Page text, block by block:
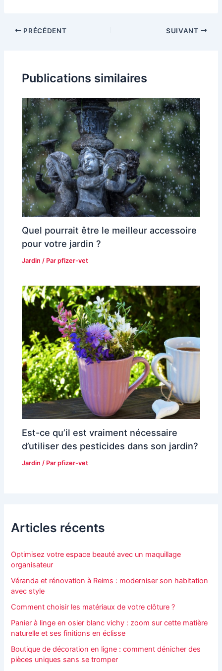
PRÉCÉDENT SUIVANT
Publications similaires
Quel pourrait être le meilleur accessoire
pour votre jardin ?
Jardin / Parpfizer-vet
Est-ce qu’il est vraiment nécessaire
d’utiliser des pesticides dans son jardin?
Jardin / Parpfizer-vet
Articles récents
Optimisez votre espace beauté avec un maquillage
organisateur
Véranda et rénovation à Reims : moderniser son habitation
avec style
Comment choisir les matériaux de votre clôture ?
Panier à linge en osier blanc vichy : zoom sur cette matière
naturelle et ses finitions en éclisse
Boutique de décoration en ligne : comment dénicher des
pièces uniques sans se tromper